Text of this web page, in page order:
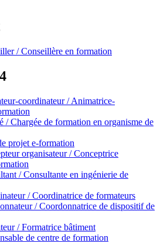
/ Conseillère en formation
coordinateur / Animatrice-
/ Chargée de formation en organisme de
projet e-formation
organisateur / Conceptrice
/ Consultante en ingénierie de
/ Coordinatrice de formateurs
/ Coordonnatrice de dispositif de
/ Formatrice bâtiment
de centre de formation